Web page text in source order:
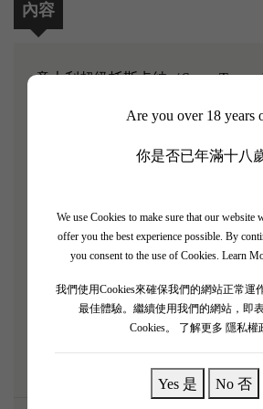
Are you over 18 years
你是否已年滿十八
We use Cookies to make sure that our website
offer you the best experience possible. By
you consent to the use of Cookies. Learn
我們使用Cookies來確保我們的網站正常運
最佳體驗。繼續使用我們的網站，即
Cookies。
了解更多 隱私權
Yes 是 No 否
內容
意大利超級托斯卡納（Super
溫暖嘅完美年份，將果實嘅濃縮度
羅蘭花香。 酒體超級飽滿性感，口
多層次絲絨，單寧海量但完全融化
鐘，震撼靈魂。 呢支極其罕有嘅
寶，大時大節配搭頂級白松露和牛
鮑魚，絕對係人生至高無上享受！